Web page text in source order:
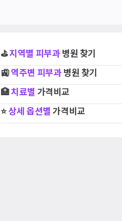
⛳지역별 피부과병원 찾기
🚉역주변 피부과병원 찾기
🏥치료별 가격비교
⭐상세 옵션별가격비교